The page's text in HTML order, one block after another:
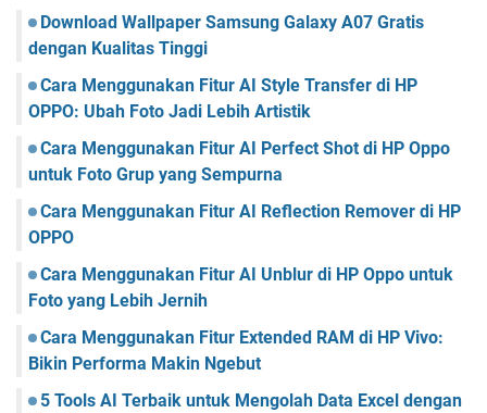
Download Wallpaper Samsung Galaxy A07 Gratis
dengan Kualitas Tinggi
Cara Menggunakan Fitur AI Style Transfer di HP
OPPO: Ubah Foto Jadi Lebih Artistik
Cara Menggunakan Fitur AI Perfect Shot di HP Oppo
untuk Foto Grup yang Sempurna
Cara Menggunakan Fitur AI Reflection Remover di HP
OPPO
Cara Menggunakan Fitur AI Unblur di HP Oppo untuk
Foto yang Lebih Jernih
Cara Menggunakan Fitur Extended RAM di HP Vivo:
Bikin Performa Makin Ngebut
5 Tools AI Terbaik untuk Mengolah Data Excel dengan